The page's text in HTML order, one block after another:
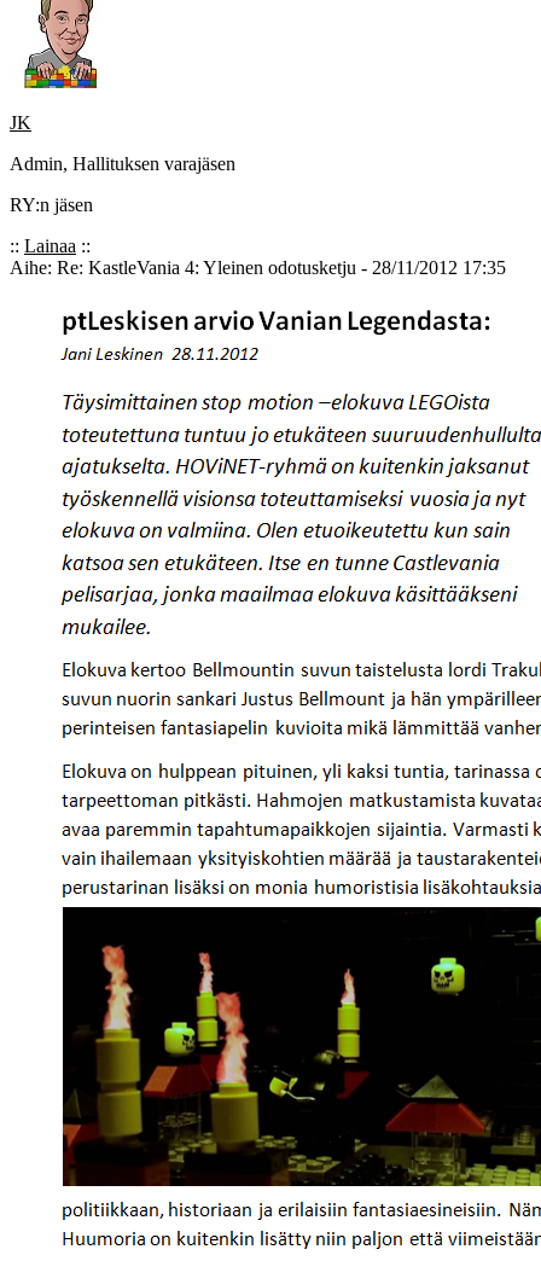
JK
Admin, Hallituksen varajäsen
RY:n jäsen
:: Lainaa ::
Aihe: Re: KastleVania 4: Yleinen odotusketju - 28/11/2012 17:35